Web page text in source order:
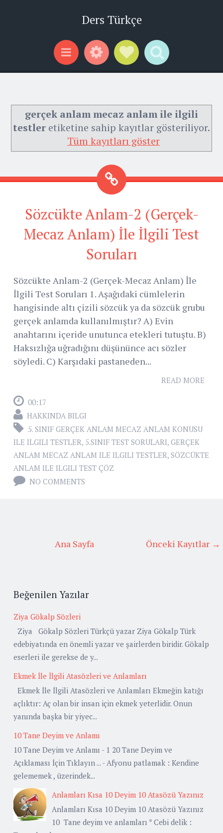
Ders Türkçe
Menu WidgetsSocial Links
Search
gerçek anlam mecaz anlam ile ilgili
testler etiketine sahip kayıtlar gösteriliyor.
Tüm kayıtları göster
Sözcükte Anlam-2 (Gerçek-
Mecaz Anlam) İle İlgili Test
Soruları
Sözcükte Anlam-2 (Gerçek-Mecaz Anlam) İle
İlgili Test Soruları 1. Aşağıdaki cümlelerin
hangisinde altı çizili sözcük ya da sözcük grubu
gerçek anlamda kullanılmıştır? A) Evin
anahtarını içeride unutunca etekleri tutuştu. B)
Haksızlığa uğradığını düşününce acı sözler
söyledi. C) Karşıdaki pastaneden...
READ MORE
00:17
HAKKINDA BILGI
5. SINIF GERÇEK ANLAM MECAZ ANLAM KONUSU
ILE ILGILI TESTLER, 5.SINIF TEST SORULARI, GERÇEK
ANLAM MECAZ ANLAM ILE ILGILI TESTLER, SÖZCÜKTE
ANLAM ILE ILGILI TEST ÇÖZ
NO COMMENTS
Önceki Kayıtlar →
Ana Sayfa
Beğenilen Yazılar
Ziya Gökalp Sözleri
Ziya Gökalp Sözleri Türkçü yazar Ziya Gökalp Türk
edebiyatında en önemli yazar ve şairlerden biridir. Gökalp
eserleri ile gerekse de y...
Ekmek İle İlgili Atasözleri ve Anlamları
Ekmek İle İlgili Atasözleri ve Anlamları Ekmeğin katığı
açlıktır: Aç olan bir insan için ekmek yeterlidir. Onun
yanında başka bir yiyec...
10 Tane Deyim ve Anlamı
10 Tane Deyim ve Anlamı - 1 20 Tane Deyim ve
Açıklaması İçin Tıklayın ... - Afyonu patlamak : Kendine
gelememek , üzerindek...
Anlamları Kısa 10 Deyim 10 Atasözü Yazınız
Anlamları Kısa 10 Deyim 10 Atasözü Yazınız
10 Tane deyim ve anlamları * Cebi delik :